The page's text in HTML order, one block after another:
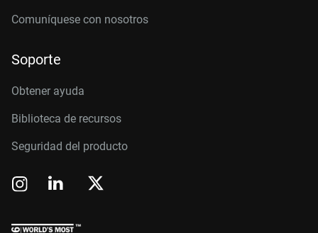
Comuníquese con nosotros
Soporte
Obtener ayuda
Biblioteca de recursos
Seguridad del producto